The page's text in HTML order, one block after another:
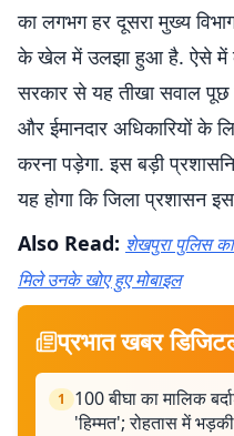
का लगभग हर दूसरा मुख्य
के खेल में उलझा हुआ है. ऐसे में
सरकार से यह तीखा सवाल पूछ
और ईमानदार अधिकारियों के
करना पड़ेगा. इस बड़ी
यह होगा कि जिला प्रशासन
Also Read: शेखपुरा पुलिस
मिले उनके खोए हुए मोबाइल
प्रभात खबर
1
100 बीघा का मालिक
'हिम्मत'; रोहतास में